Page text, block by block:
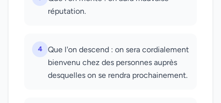
réputation.
4
Que l'on descend : on sera cordialement
bienvenu chez des personnes auprès
desquelles on se rendra prochainement.